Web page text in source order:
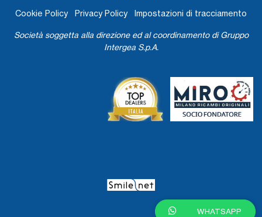
Cookie Policy Privacy Policy Impostazioni di tracciamento
Società soggetta alla direzione ed al coordinamento di Gruppo
Intergea S.p.A.
WHATSAPP